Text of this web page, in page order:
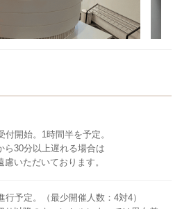
付開始。1時間半を予定。
ら30分以上遅れる場合は
いただいております。
行予定。（最少開催人数：4対4）